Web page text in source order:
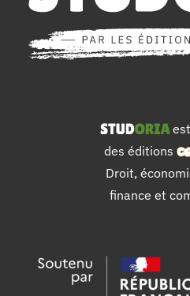
des éditions
Droit,
finance et